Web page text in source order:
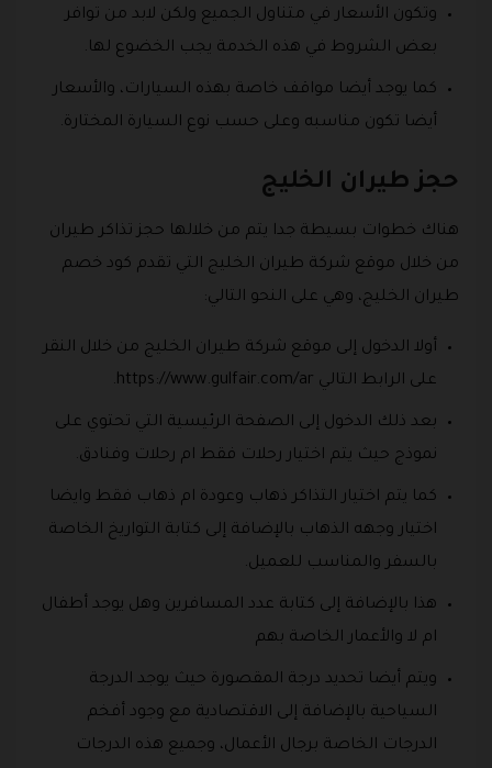
وتكون الأسعار في متناول الجميع ولكن لابد من توافر
بعض الشروط في هذه الخدمة يجب الخضوع لها.
كما يوجد أيضا مواقف خاصة بهذه السيارات، والأسعار
أيضا تكون مناسبه وعلى حسب نوع السيارة المختارة.
حجز طيران الخليج
هناك خطوات بسيطة جدا يتم من خلالها حجز تذاكر طيران
من خلال موقع شركة طيران الخليج التي تقدم كود خصم
طيران الخليج، وهي على النحو التالي:
أولا الدخول إلى موقع شركة طيران الخليج من خلال النقر
على الرابط التالي https://www.gulfair.com/ar.
بعد ذلك الدخول إلى الصفحة الرئيسية التي تحتوي على
نموذج حيث يتم اختيار رحلات فقط ام رحلات وفنادق.
كما يتم اختيار التذاكر ذهاب وعودة ام ذهاب فقط وايضا
اختيار وجهه الذهاب بالإضافة إلى كتابة التواريخ الخاصة
بالسفر والمناسب للعميل.
هذا بالإضافة إلى كتابة عدد المسافرين وهل يوجد أطفال
ام لا والأعمار الخاصة بهم
ويتم أيضا تحديد درجة المقصورة حيث يوجد الدرجة
السياحية بالإضافة إلى الاقتصادية مع وجود أفخم
الدرجات الخاصة برجال الأعمال، وجميع هذه الدرجات